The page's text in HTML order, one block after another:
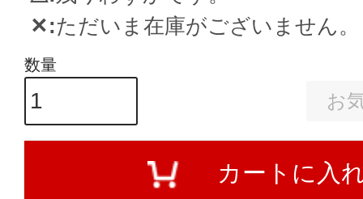
✕ ただいま在庫がございません。
お
カートに入